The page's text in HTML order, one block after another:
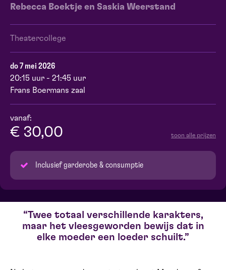
Rebecca Boektje en Saskia Weerstand
Theatercollege
do 7 mei 2026
20:15 uur - 21:45 uur
Frans Boermans zaal
vanaf:
€ 30,00 toon alle prijzen
Inclusief garderobe & consumptie
Twee totaal verschillende karakters,
maar het vleesgeworden bewijs dat in
elke moeder een loeder schuilt.